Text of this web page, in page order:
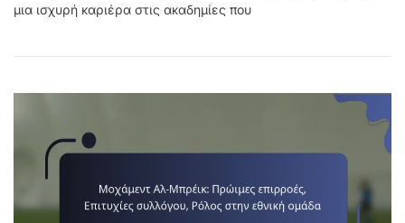
Εξαιρετικές
Επιρροή
Ποδόσφαιρο
μια ισχυρή καριέρα στις ακαδημίες που